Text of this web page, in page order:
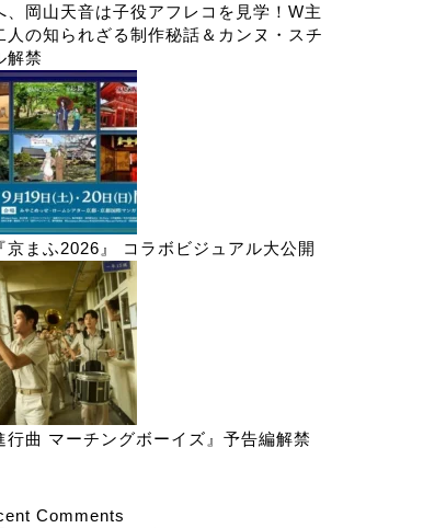
、岡山天音は子役アフレコを見学！W主
人の知られざる制作秘話＆カンヌ・スチ
解禁
まふ2026』 コラボビジュアル大公開
行曲 マーチングボーイズ』予告編解禁
Comments